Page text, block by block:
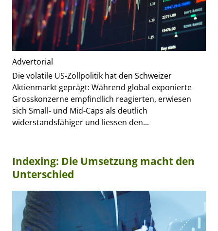
Advertorial
Die volatile US-Zollpolitik hat den Schweizer
Aktienmarkt geprägt: Während global exponierte
Grosskonzerne empfindlich reagierten, erwiesen
sich Small- und Mid-Caps als deutlich
widerstandsfähiger und liessen den...
Indexing: Die Umsetzung macht den
Unterschied